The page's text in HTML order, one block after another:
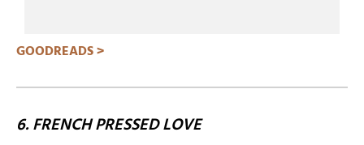
GOODREADS >
6. FRENCH PRESSED LOVE